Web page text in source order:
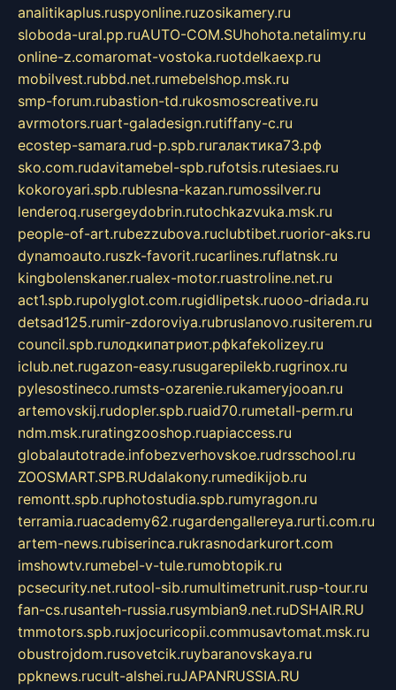
analitikaplus.ruspyonline.ruzosikamery.ru
sloboda-ural.pp.ruAUTO-COM.SUhohota.netalimy.ru
online-z.comaromat-vostoka.ruotdelkaexp.ru
mobilvest.rubbd.net.rumebelshop.msk.ru
smp-forum.rubastion-td.rukosmoscreative.ru
avrmotors.ruart-galadesign.rutiffany-c.ru
ecostep-samara.rud-p.spb.ruгалактика73.рф
sko.com.rudavitamebel-spb.rufotsis.rutesiaes.ru
kokoroyari.spb.rublesna-kazan.rumossilver.ru
lenderoq.rusergeydobrin.rutochkazvuka.msk.ru
people-of-art.rubezzubova.ruclubtibet.ruorior-aks.ru
dynamoauto.ruszk-favorit.rucarlines.ruflatnsk.ru
kingbolenskaner.rualex-motor.ruastroline.net.ru
act1.spb.rupolyglot.com.rugidlipetsk.ruooo-driada.ru
detsad125.rumir-zdoroviya.rubruslanovo.rusiterem.ru
council.spb.ruлодкипатриот.рфkafekolizey.ru
iclub.net.rugazon-easy.rusugarepilekb.rugrinox.ru
pylesostineco.rumsts-ozarenie.rukameryjooan.ru
artemovskij.rudopler.spb.ruaid70.rumetall-perm.ru
ndm.msk.ruratingzooshop.ruapiaccess.ru
globalautotrade.infobezverhovskoe.rudrsschool.ru
ZOOSMART.SPB.RUdalakony.rumedikijob.ru
remontt.spb.ruphotostudia.spb.rumyragon.ru
terramia.ruacademy62.rugardengallereya.rurti.com.ru
artem-news.rubiserinca.rukrasnodarkurort.com
imshowtv.rumebel-v-tule.rumobtopik.ru
pcsecurity.net.rutool-sib.rumultimetrunit.rusp-tour.ru
fan-cs.rusanteh-russia.rusymbian9.net.ruDSHAIR.RU
tmmotors.spb.ruxjocuricopii.commusavtomat.msk.ru
obustrojdom.rusovetcik.ruybaranovskaya.ru
ppknews.rucult-alshei.ruJAPANRUSSIA.RU